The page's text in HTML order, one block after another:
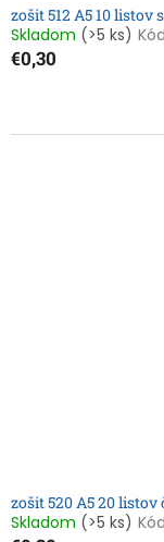
zošit 512 A5 10
Skladom (>5 ks)
€0,30
zošit 520 A5 20 listov
Skladom (>5 ks)